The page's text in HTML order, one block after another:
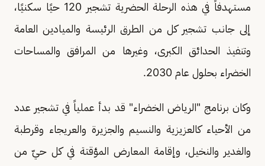
مستهدفاً في هذه الرحلة الحضرية تشجير 120 حيًا سكنيًا،
إلى جانب تشجير كل من الطرق الرئيسة والميادين العامة
وتنفيذ الحدائق الكبرى، وغيرها من المرافق والمساحات
الخضراء بحلول عام 2030.
وكان برنامج "الرياض الخضراء" قد بدأ عملياً في تشجير عدد
من الأحياء كالعزيزية والنسيم والجزيرة والعريجاء وقرطبة
والغدير والنخيل، وإقامة المعارض المؤقتة في كل حيّ من